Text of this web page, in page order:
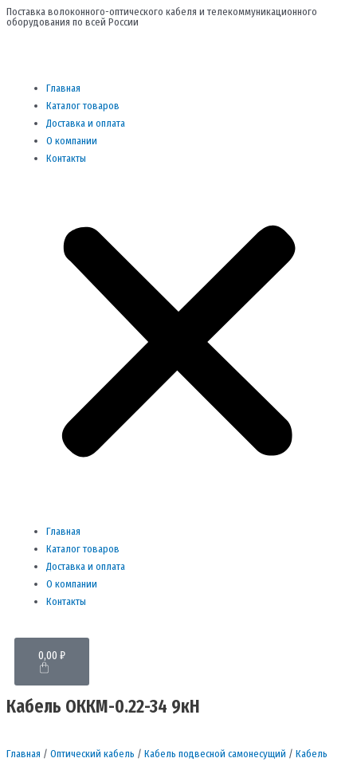
Перейти
к
Поставка волоконного-оптического кабеля и телекоммуникационного
оборудования по всей России
Главная
Каталог товаров
Доставка и оплата
О компании
Контакты
Главная
Каталог товаров
Доставка и оплата
О компании
Контакты
0,00 ₽
Cart
Кабель ОККМ-0.22-34 9кН
Главная / Оптический кабель / Кабель подвесной самонесущий / Кабель